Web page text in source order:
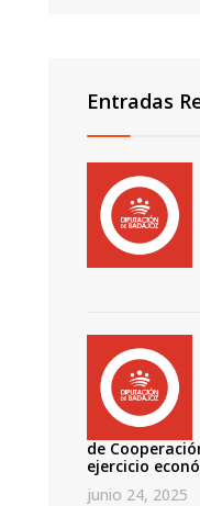
Entradas
de
ejercicio
junio 24, 2025